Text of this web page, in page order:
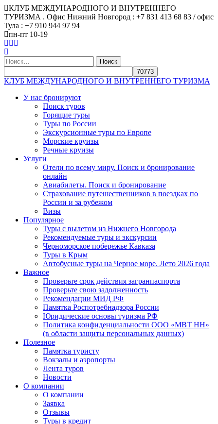
КЛУБ МЕЖДУНАРОДНОГО И ВНУТРЕННЕГО
ТУРИЗМА . Офис Нижний Новгород : +7 831 413 68 83 / офис
Тула : +7 910 944 97 94
пн-пт 10-19
Найти:
КЛУБ МЕЖДУНАРОДНОГО И ВНУТРЕННЕГО ТУРИЗМА
У нас бронируют
Поиск туров
Горящие туры
Туры по России
Экскурсионные туры по Европе
Морские круизы
Речные круизы
Услуги
Отели по всему миру. Поиск и бронирование
онлайн
Авиабилеты. Поиск и бронирование
Страхование путешественников в поездках по
России и за рубежом
Визы
Популярное
Туры с вылетом из Нижнего Новгорода
Рекомендуемые туры и экскурсии
Черноморское побережье Кавказа
Туры в Крым
Автобусные туры на Черное море. Лето 2026 года
Важное
Проверьте срок действия загранпаспорта
Проверьте свою задолженность
Рекомендации МИД РФ
Памятка Роспотребнадзора России
Юридические основы туризма РФ
Политика конфиденциальности ООО «МВТ НН»
(в области защиты персональных данных)
Полезное
Памятка туристу
Вокзалы и аэропорты
Лента туров
Новости
О компании
О компании
Заявка
Отзывы
Туры в кредит